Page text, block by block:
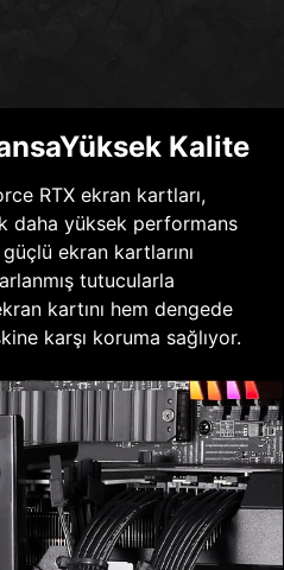
Kalite
RTX ekran kartları,
daha yüksek performans
ekran kartlarını
tutucularla
kartını hem dengede
karşı koruma sağlıyor.